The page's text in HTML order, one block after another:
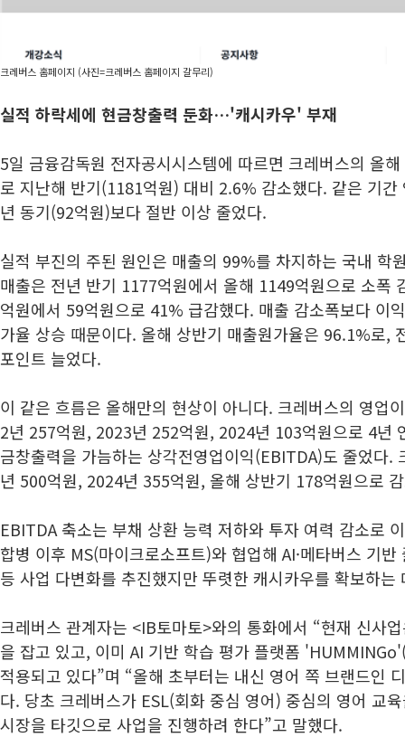
크레버스 홈페이지 (사진=크레버스 홈페이지 갈무리)
실적 하락세에 현금창출력 둔화…'캐시카우' 부재
5일 금융감독원 전자공시시스템에 따르면 크레버스의 올
로 지난해 반기(1181억원) 대비 2.6% 감소했다. 같은 기
년 동기(92억원)보다 절반 이상 줄었다.
실적 부진의 주된 원인은 매출의 99%를 차지하는 국내 학
매출은 전년 반기 1177억원에서 올해 1149억원으로 소폭
억원에서 59억원으로 41% 급감했다. 매출 감소폭보다 이
가율 상승 때문이다. 올해 상반기 매출원가율은 96.1%로,
포인트 늘었다.
이 같은 흐름은 올해만의 현상이 아니다. 크레버스의 영업
2년 257억원, 2023년 252억원, 2024년 103억원으로 4년
금창출력을 가늠하는 상각전영업이익(EBITDA)도 줄었다.
년 500억원, 2024년 355억원, 올해 상반기 178억원으로
EBITDA 축소는 부채 상환 능력 저하와 투자 여력 감소로
합병 이후 MS(마이크로소프트)와 협업해 AI·메타버스 기
등 사업 다변화를 추진했지만 뚜렷한 캐시카우를 확보하는
크레버스 관계자는 <IB토마토>와의 통화에서 “현재 신사
을 잡고 있고, 이미 AI 기반 학습 평가 플랫폼
적용되고 있다”며 “올해 초부터는 내신 영어 쪽 브랜드인
다. 당초 크레버스가 ESL(회화 중심 영어) 중심의 영어 교
시장을 타깃으로 사업을 진행하려 한다”고 말했다.